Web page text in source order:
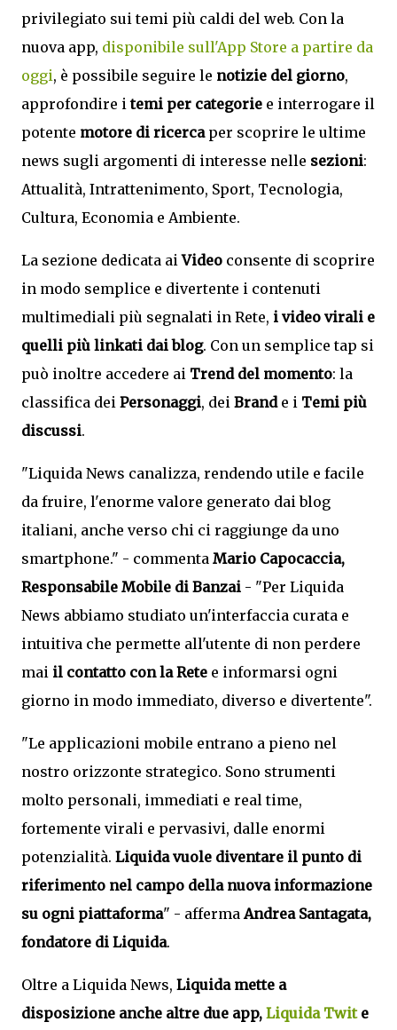
privilegiato sui temi più caldi del web. Con la
nuova app, disponibile sull'App Store a partire da
oggi, è possibile seguire le notizie del giorno,
approfondire itemi per categorie e interrogare il
potente motore di ricercaper scoprire le ultime
news sugli argomenti di interesse nelle sezioni:
Attualità, Intrattenimento, Sport, Tecnologia,
Cultura, Economia e Ambiente.
La sezione dedicata aiVideo consente di scoprire
in modo semplice e divertente i contenuti
multimediali più segnalati in Rete, i video virali e
quelli più linkati dai blog. Con un semplice tap si
può inoltre accedere ai Trend del momento: la
classifica dei Personaggi, dei Brand e i Temi più
discussi.
"Liquida News canalizza, rendendo utile e facile
da fruire, l'enorme valore generato dai blog
italiani, anche verso chi ci raggiunge da uno
smartphone." - commenta Mario Capocaccia,
Responsabile Mobile di Banzai - "Per Liquida
News abbiamo studiato un'interfaccia curata e
intuitiva che permette all'utente di non perdere
mai il contatto con la Rete e informarsi ogni
giorno in modo immediato, diverso e divertente".
"Le applicazioni mobile entrano a pieno nel
nostro orizzonte strategico. Sono strumenti
molto personali, immediati e real time,
fortemente virali e pervasivi, dalle enormi
potenzialità. Liquida vuole diventare il punto di
riferimento nel campo della nuova informazione
su ogni piattaforma" - affermaAndrea Santagata,
fondatore di Liquida.
Oltre a Liquida News, Liquida mette a
disposizione anche altre due app, Liquida Twite